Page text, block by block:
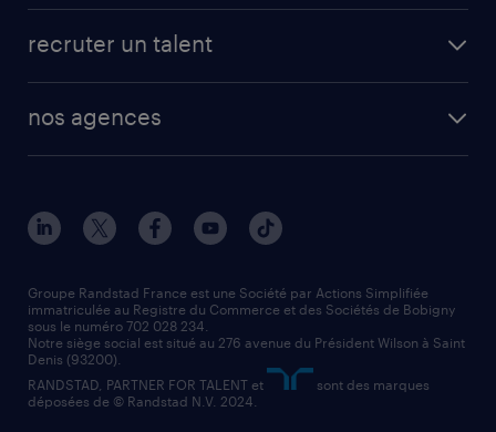
créer un compte candidat
manutentionnaire
assistant administratif
comptable
recruter un talent
solutions opérationnelles
contact entreprise
faq intérim / recrutement
nos agences
nos agences par ville
nos agences par région
nos cabinets de recrutement
Groupe Randstad France est une Société par Actions Simplifiée
immatriculée au Registre du Commerce et des Sociétés de Bobigny
sous le numéro 702 028 234.
Notre siège social est situé au 276 avenue du Président Wilson à Saint
Denis (93200).
RANDSTAD, PARTNER FOR TALENT et
sont des marques
déposées de © Randstad N.V. 2024.